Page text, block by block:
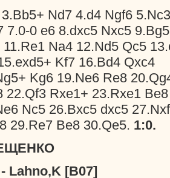
Nd7 4.d4 Ngf6 5.Nc3
7.0-0 e6 8.dxc5 Nxc5 9.Bg5
Na4 12.Nd5 Qc5
Kf7 16.Bd4 Qxc4
Kg6 19.Ne6 Re8
22.Qf3 Rxe1+ 23.Rxe1 Be8
Nc5 26.Bxc5 dxc5
29.Re7 Be8 30.Qe5. 1:0.
Lahno,K [B07]